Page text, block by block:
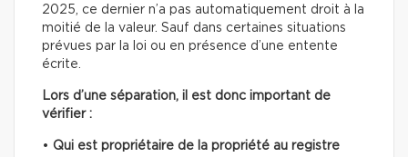
2025, ce dernier n’a pas automatiquement droit à la
moitié de la valeur. Sauf dans certaines situations
prévues par la loi ou en présence d’une entente
écrite.
Lors d’une séparation, il est donc important de
vérifier :
• Qui est propriétaire de la propriété au registre